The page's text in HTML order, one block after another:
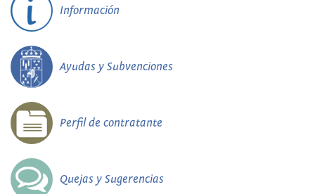
Información
Ayudas y Subvenciones
Perfil de contratante
Quejas y Sugerencias